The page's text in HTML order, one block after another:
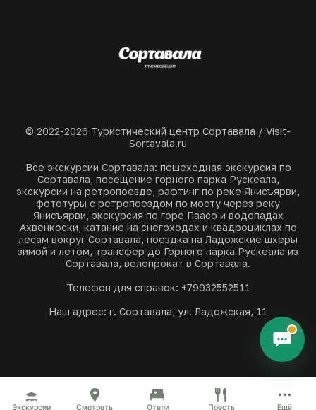
© 2022-2026 Туристический центр Сортавала / Visit-
Sortavala.ru
Все экскурсии Сортавала: пешеходная экскурсия по
Сортавала, посещение горного парка Рускеала,
экскурсии на ретропоезде, рафтинг по реке Янисъярви,
фототуры с ретропоездом по мосту через реку
Янисъярви, экскурсия по горе Паасо и водопадах
Ахвенкоски, катание на снегоходах и квадроциклах по
лесам вокруг Сортавала, поездка на Ладожские шхеры
зимой и летом, трансфер до Горного парка Рускеала из
Сортавала, велопрокат в Сортавала.
Телефон для справок: +79932552511
Наш адрес: г. Сортавала, ул. Ладожская, 11